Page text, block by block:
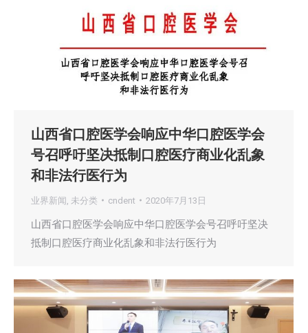
山西省口腔医学会响应中华口腔医学会
号召呼吁坚决抵制口腔医疗商业化乱象
和非法行医行为
业界新闻 未分类 cndent 2020年7月13日
山西省口腔医学会响应中华口腔医学会号召呼吁坚决
抵制口腔医疗商业化乱象和非法行医行为